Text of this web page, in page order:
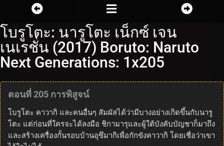
โบรูโตะ: นารูโตะ เน็กซ์ เจน
เนเรชั่น (2017) Boruto: Naruto
Next Generations: 1x205
ตอนที่ 205 การพิสูจน์
โบรูโตะ คาวากิ และคนอื่นๆ สัมผัสได้ว่ามีบางอย่างเกิดขึ้นกับนารู
โตะ แต่ก่อนที่ใครจะได้ลงมือ ชิกามารุและผู้ใต้บังคับบัญชาก็มาถึง
และสร้างเครื่องกั้นรอบบ้านอุซึมากิเพื่อกักขังคาวากิ โดยเชื่อว่าเขา